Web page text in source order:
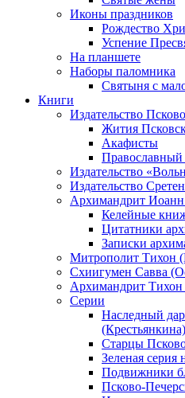
Иконы праздников
Рождество
Успение
На планшете
Наборы паломника
Святыня с
Книги
Издательство
Жития
Акафисты
Православный
Издательство
Издательство
Архимандрит
Келейные
Цитатники
Записки
Митрополит Тихон
Схиигумен Савва
Архимандрит Тихон
Серии
Наследный
(Крестьянкина)
Старцы
Зеленая серия
Подвижники
Псково-